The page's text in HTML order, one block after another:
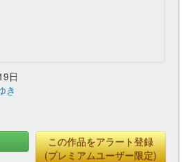
日
き
この作品をアラート登録
(プレミアムユーザー限定)